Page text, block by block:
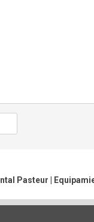
Pasteur |